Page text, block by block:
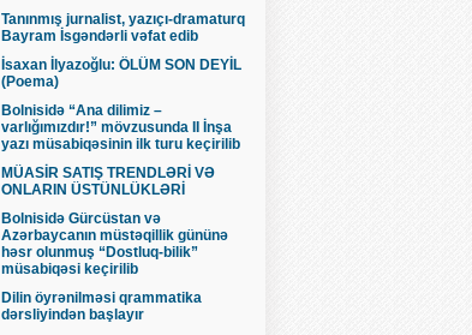
Tanınmış jurnalist, yazıçı-dramaturq
Bayram İsgəndərli vəfat edib
İsaxan İlyazoğlu: ÖLÜM SON DEYİL
(Poema)
Bolnisidə “Ana dilimiz –
varlığımızdır!” mövzusunda II İnşa
yazı müsabiqəsinin ilk turu keçirilib
MÜASİR SATIŞ TRENDLƏRİ VƏ
ONLARIN ÜSTÜNLÜKLƏRİ
Bolnisidə Gürcüstan və
Azərbaycanın müstəqillik gününə
həsr olunmuş “Dostluq-bilik”
müsabiqəsi keçirilib
Dilin öyrənilməsi qrammatika
dərsliyindən başlayır